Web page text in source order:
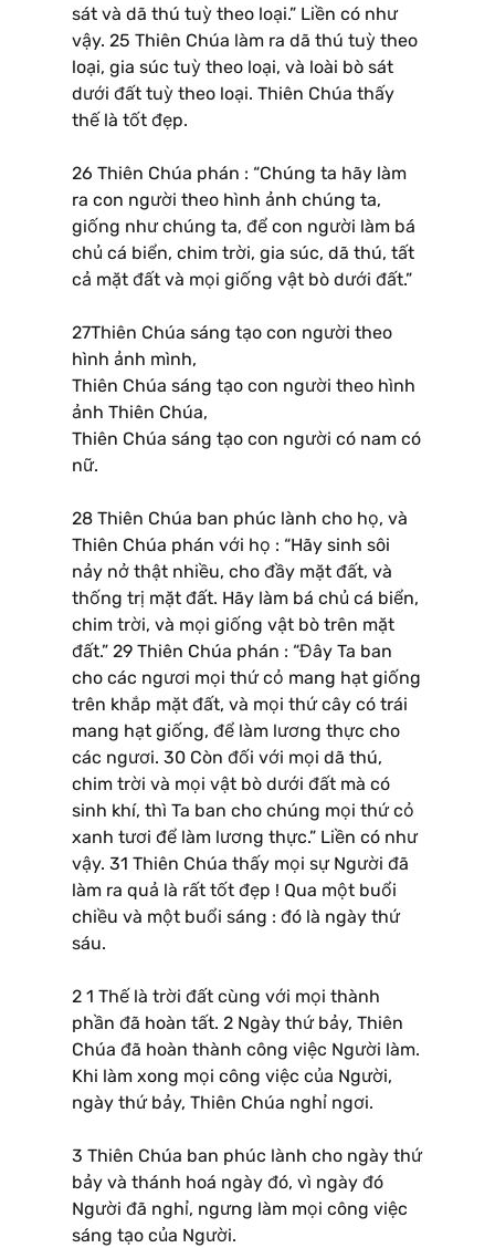
sát và dã thú tuỳ theo loại.” Liền có như
vậy. 25 Thiên Chúa làm ra dã thú tuỳ theo
loại, gia súc tuỳ theo loại, và loài bò sát
dưới đất tuỳ theo loại. Thiên Chúa thấy
thế là tốt đẹp.
26 Thiên Chúa phán : “Chúng ta hãy làm
ra con người theo hình ảnh chúng ta,
giống như chúng ta, để con người làm bá
chủ cá biển, chim trời, gia súc, dã thú, tất
cả mặt đất và mọi giống vật bò dưới đất.”
27Thiên Chúa sáng tạo con người theo
hình ảnh mình,
Thiên Chúa sáng tạo con người theo hình
ảnh Thiên Chúa,
Thiên Chúa sáng tạo con người có nam có
nữ.
28 Thiên Chúa ban phúc lành cho họ, và
Thiên Chúa phán với họ : “Hãy sinh sôi
nảy nở thật nhiều, cho đầy mặt đất, và
thống trị mặt đất. Hãy làm bá chủ cá biển,
chim trời, và mọi giống vật bò trên mặt
đất.” 29 Thiên Chúa phán : “Đây Ta ban
cho các ngươi mọi thứ cỏ mang hạt giống
trên khắp mặt đất, và mọi thứ cây có trái
mang hạt giống, để làm lương thực cho
các ngươi. 30 Còn đối với mọi dã thú,
chim trời và mọi vật bò dưới đất mà có
sinh khí, thì Ta ban cho chúng mọi thứ cỏ
xanh tươi để làm lương thực.” Liền có như
vậy. 31 Thiên Chúa thấy mọi sự Người đã
làm ra quả là rất tốt đẹp ! Qua một buổi
chiều và một buổi sáng : đó là ngày thứ
sáu.
2 1 Thế là trời đất cùng với mọi thành
phần đã hoàn tất. 2 Ngày thứ bảy, Thiên
Chúa đã hoàn thành công việc Người làm.
Khi làm xong mọi công việc của Người,
ngày thứ bảy, Thiên Chúa nghỉ ngơi.
3 Thiên Chúa ban phúc lành cho ngày thứ
bảy và thánh hoá ngày đó, vì ngày đó
Người đã nghỉ, ngưng làm mọi công việc
sáng tạo của Người.